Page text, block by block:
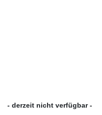
- derzeit nicht verfügbar -